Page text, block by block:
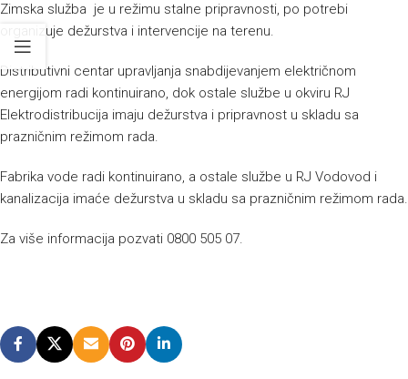
Zimska služba je u režimu stalne pripravnosti, po potrebi
organizuje dežurstva i intervencije na terenu.
Distributivni centar upravljanja snabdijevanjem električnom
energijom radi kontinuirano, dok ostale službe u okviru RJ
Elektrodistribucija imaju dežurstva i pripravnost u skladu sa
prazničnim režimom rada.
Fabrika vode radi kontinuirano, a ostale službe u RJ Vodovod i
kanalizacija imaće dežurstva u skladu sa prazničnim režimom rada.
Za više informacija pozvati 0800 505 07.